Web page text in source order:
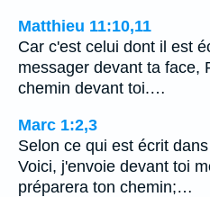
Matthieu 11:10,11
Car c'est celui dont il est
messager devant ta face,
chemin devant toi.…
Marc 1:2,3
Selon ce qui est écrit
Voici, j'envoie devant toi
préparera ton chemin;…